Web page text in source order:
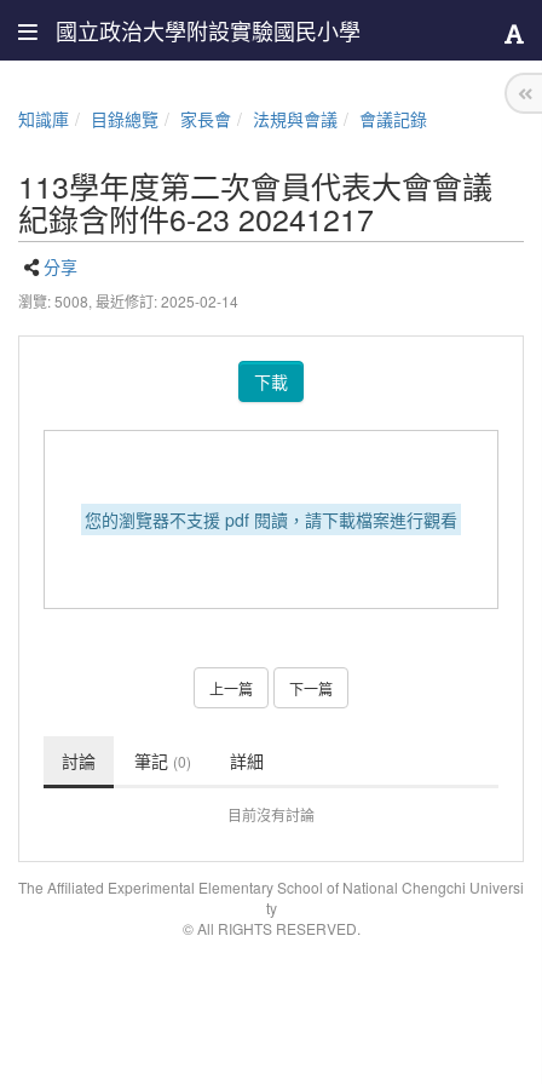
國立政治大學附設實驗國民小學
知識庫 目錄總覽 家長會 法規與會議 會議記錄
113學年度第二次會員代表大會會議
紀錄含附件6-23 20241217
分享
瀏覽: 5008, 最近修訂: 2025-02-14
下載
您的瀏覽器不支援 pdf 閱讀，請下載檔案進行觀看
上一篇 下一篇
討論 筆記 (0) 詳細
目前沒有討論
The Affiliated Experimental Elementary School of National Chengchi Universi
ty
© All RIGHTS RESERVED.